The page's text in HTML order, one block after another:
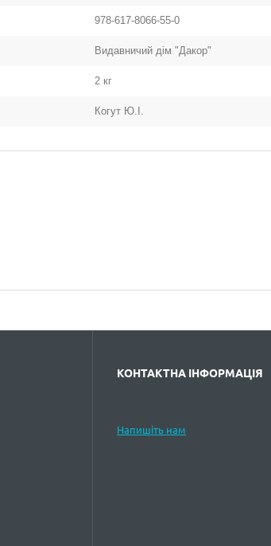
978-617-8066-55-0
Видавничий дім "Дакор"
2 кг
Когут Ю.І.
КОНТАКТНА ІНФОРМАЦІЯ
Напишіть нам